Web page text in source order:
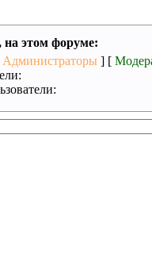
на этом форуме:
Администраторы ] [